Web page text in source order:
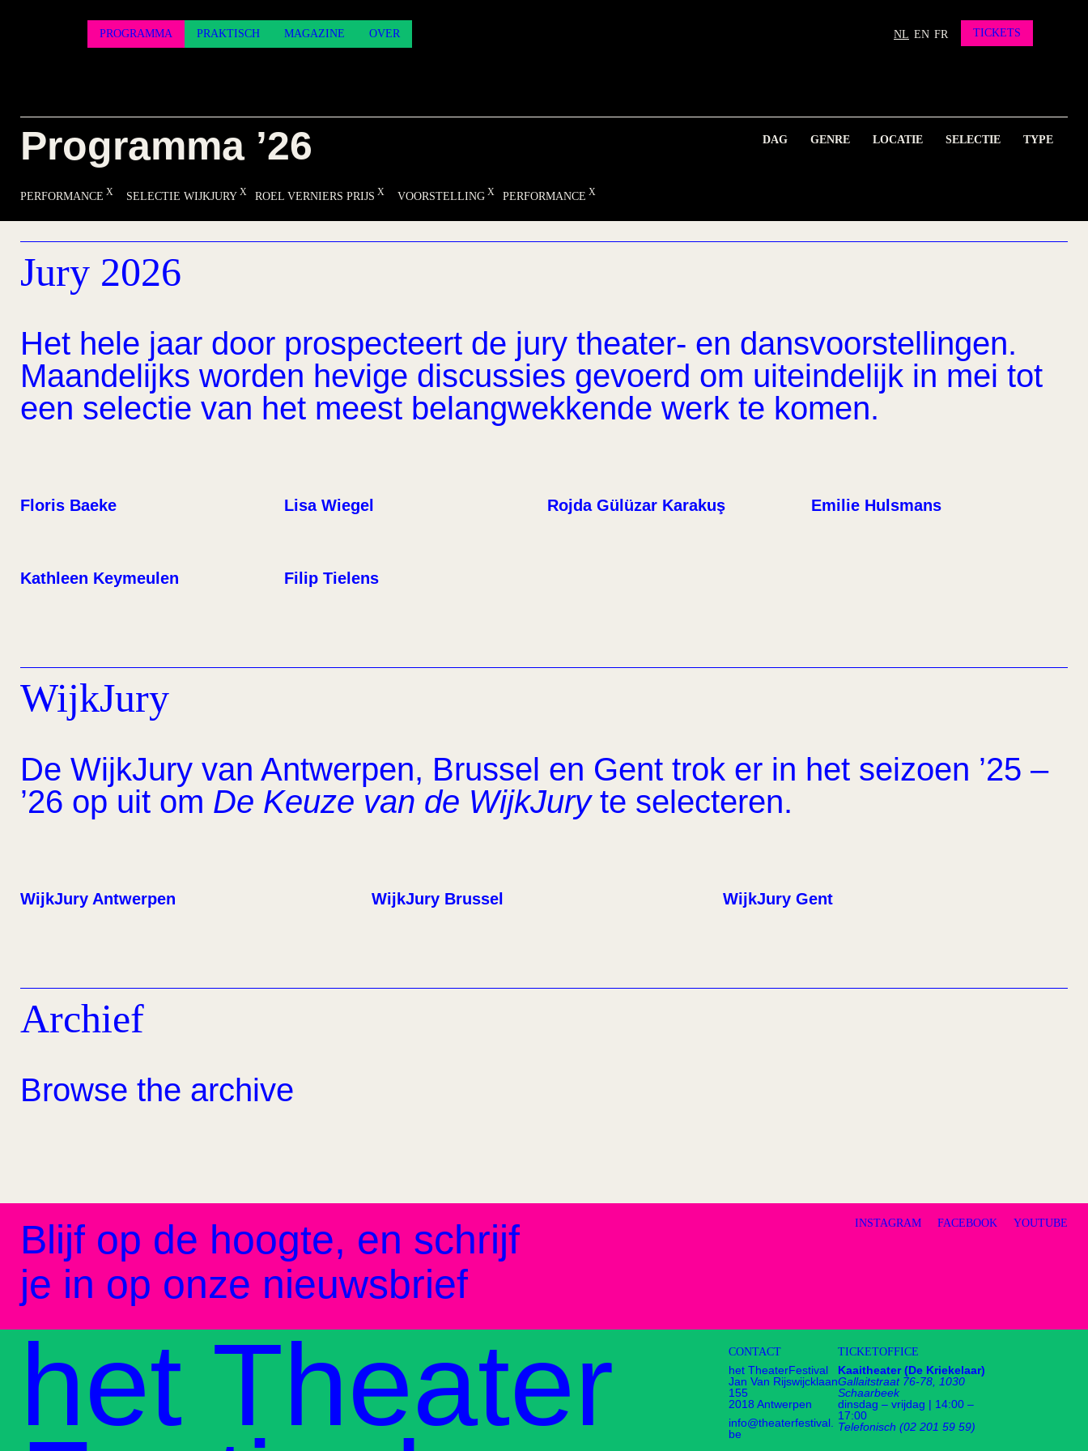
NL EN FR
PROGRAMMA PRAKTISCH MAGAZINE OVER TICKETS
Programma ’26 DAG GENRE LOCATIE SELECTIE TYPE
PERFORMANCE SELECTIE WIJKJURY ROEL VERNIERS PRIJS VOORSTELLING PERFORMANCE
Jury 2026
Het hele jaar door prospecteert de jury theater- en dansvoorstellingen.
Maandelijks worden hevige discussies gevoerd om uiteindelijk in mei tot
een selectie van het meest belangwekkende werk te komen.
Floris Baeke Lisa Wiegel Rojda Gülüzar Karakuş Emilie Hulsmans
Kathleen Keymeulen Filip Tielens
WijkJury
De WijkJury van Antwerpen, Brussel en Gent trok er in het seizoen ’25 –
’26 op uit om De Keuze van de WijkJuryte selecteren.
WijkJury Antwerpen WijkJury Brussel WijkJury Gent
Archief
Browse the archive
Blijf op de hoogte, en schrijf
je in op onze nieuwsbrief
INSTAGRAM FACEBOOK YOUTUBE
het Theater CONTACT
het TheaterFestival
Jan Van Rijswijcklaan
155
2018 Antwerpen
info@theaterfestival.
be
TICKETOFFICE
Kaaitheater (De Kriekelaar)
Gallaitstraat 76-78, 1030
Schaarbeek
dinsdag – vrijdag | 14:00 –
17:00
Telefonisch (02 201 59 59)